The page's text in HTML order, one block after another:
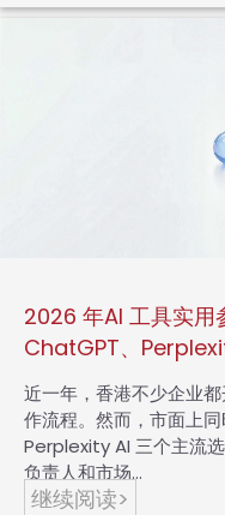
2026 年AI 工具实用
ChatGPT、
近一年，香港不少企业
作流程。然而，市面上
Perplexity AI 三个主流
负责人和市场…
继续阅读>